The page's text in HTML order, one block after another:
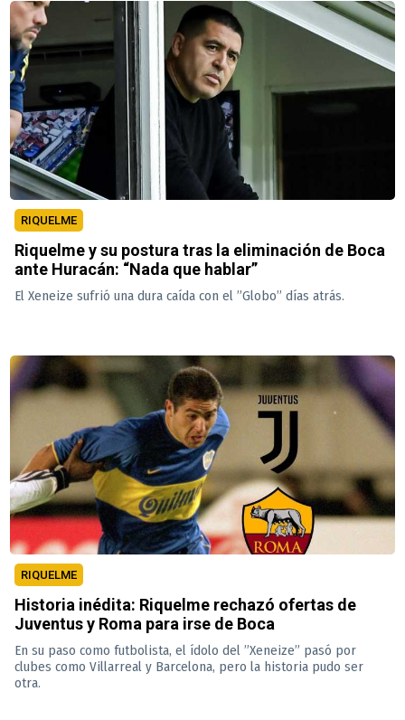
RIQUELME
Riquelme y su postura tras la eliminación de Boca
ante Huracán: “Nada que hablar”
El Xeneize sufrió una dura caída con el ”Globo” días atrás.
RIQUELME
Historia inédita: Riquelme rechazó ofertas de
Juventus y Roma para irse de Boca
En su paso como futbolista, el ídolo del ”Xeneize” pasó por
clubes como Villarreal y Barcelona, pero la historia pudo ser
otra.